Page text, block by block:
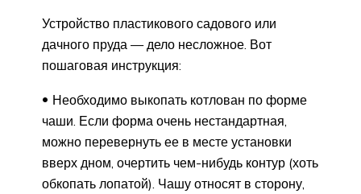
Устройство пластикового садового или
дачного пруда — дело несложное. Вот
пошаговая инструкция:
Необходимо выкопать котлован по форме
чаши. Если форма очень нестандартная,
можно перевернуть ее в месте установки
вверх дном, очертить чем-нибудь контур (хоть
обкопать лопатой). Чашу относят в сторону,